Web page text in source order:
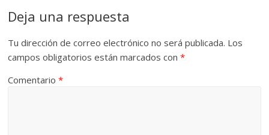
Deja una respuesta
Tu dirección de correo electrónico no será publicada. Los
campos obligatorios están marcados con*
Comentario*